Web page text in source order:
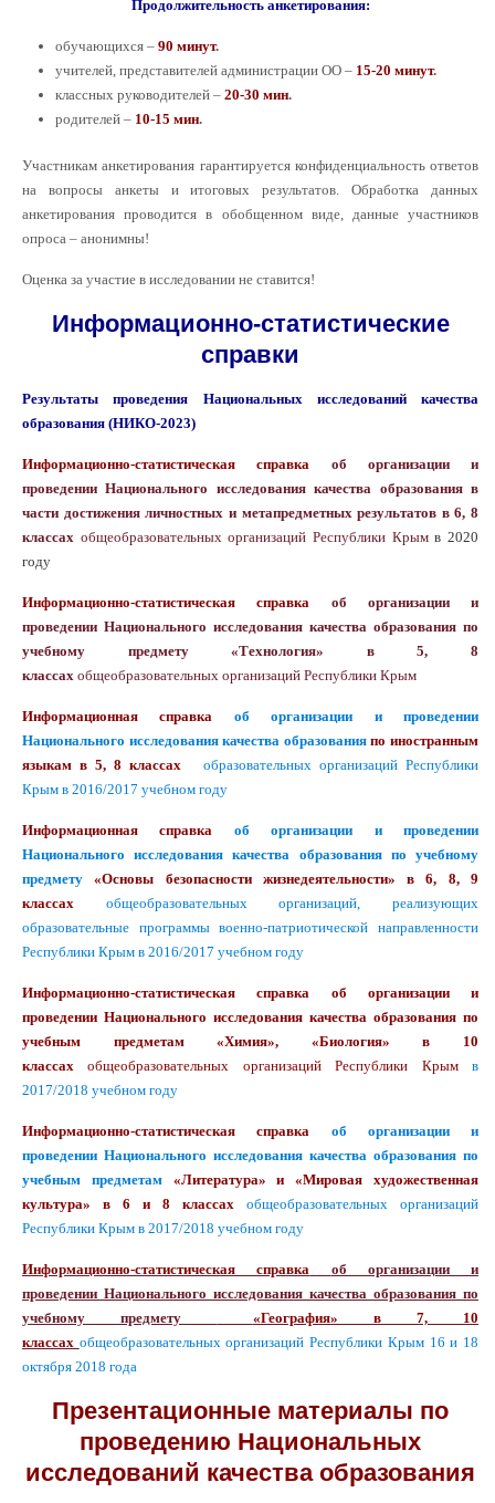
Продолжительность анкетирования:
обучающихся – 90 минут.
учителей, представителей администрации ОО – 15-20 минут.
классных руководителей – 20-30 мин.
родителей – 10-15 мин.
Участникам анкетирования гарантируется конфиденциальность ответов
на вопросы анкеты и итоговых результатов. Обработка данных
анкетирования проводится в обобщенном виде, данные участников
опроса – анонимны!
Оценка за участие в исследовании не ставится!
Информационно-статистические
справки
Результаты проведения Национальных исследований качества
образования (НИКО-2023)
Информационно-статистическая справка
об организации и
проведении Национального исследования качества образования в
части достижения личностных и метапредметных результатов в 6, 8
классах общеобразовательных организаций Республики Крым в 2020
году
Информационно-статистическая справка
об организации и
проведении Национального исследования качества образования по
учебному предмету «Технология» в 5, 8
классах общеобразовательных организаций Республики Крым
Информационная справка об организации и проведении
Национального исследования качества образованияпо иностранным
языкам в 5, 8 классах
образовательных организаций Республики
Крым в 2016/2017 учебном году
Информационная справка об организации и проведении
Национального исследования качества образования по учебному
предмету«Основы безопасности жизнедеятельности» в 6, 8, 9
классах
общеобразовательных организаций, реализующих
образовательные программы военно-патриотической направленности
Республики Крым в 2016/2017 учебном году
Информационно-статистическая справка об организации и
проведении Национального исследования качества образования по
учебным предметам«Химия», «Биология» в 10
классахобщеобразовательных организаций Республики Крымв
2017/2018 учебном году
Информационно-статистическая справка об организации и
проведении Национального исследования качества образования по
учебным предметам «Литература» и «Мировая художественная
культура» в 6 и 8 классах
общеобразовательных организаций
Республики Крым в 2017/2018 учебном году
Информационно-статистическая справка
об организации и
проведении Национального исследования качества образования по
учебному предмету
«География» в 7, 10
классах общеобразовательных организаций Республики Крым 16 и 18
октября 2018 года
Презентационные материалы по
проведению Национальных
исследований качества образования